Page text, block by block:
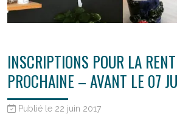
INSCRIPTIONS POUR LA
PROCHAINE – AVANT LE 07
Publié le 22 juin 2017